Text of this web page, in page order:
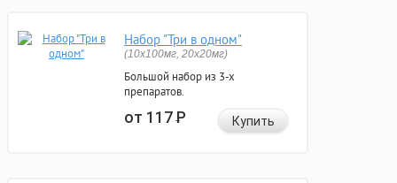
Набор "Три в одном"
(10x100мг, 20x20мг)
Большой набор из 3-х
препаратов.
от 117Р Купить